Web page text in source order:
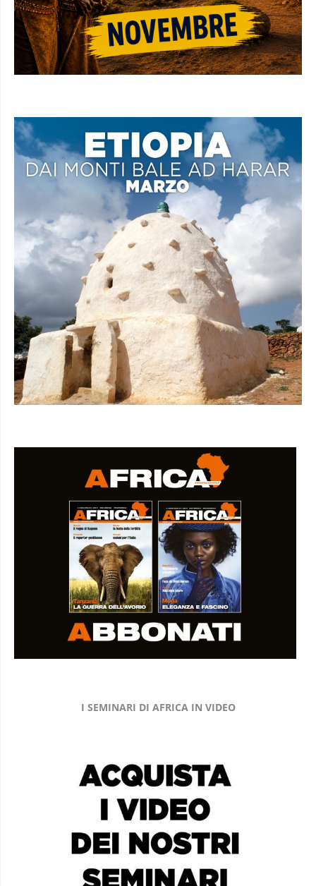
I SEMINARI DI AFRICA IN VIDEO